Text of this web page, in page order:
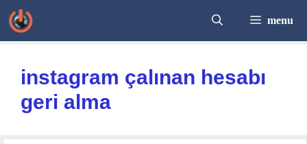
İçeriğe
atla
menu
instagram çalınan hesabı
geri alma